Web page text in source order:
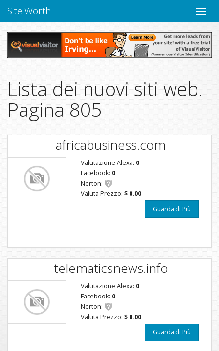
Chiudi
Site Worth
Lista dei nuovi siti web.
Pagina 805
africabusiness.com
Valutazione Alexa: 0
Facebook: 0
Norton:
Valuta Prezzo: $ 0.00
Guarda di Più
telematicsnews.info
Valutazione Alexa: 0
Facebook: 0
Norton:
Valuta Prezzo: $ 0.00
Guarda di Più